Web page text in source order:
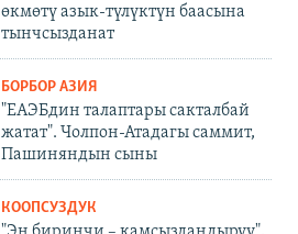
өкмөтү азык-түлүктүн баасына
тынчсызданат
БОРБОР АЗИЯ
"ЕАЭБдин талаптары сакталбай
жатат". Чолпон-Атадагы саммит,
Пашиняндын сыны
КООПСУЗДУК